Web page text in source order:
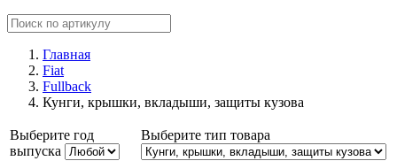
Главная
Fiat
Fullback
Кунги, крышки, вкладыши, защиты кузова
Выберите год
выпуска
Выберите тип товара